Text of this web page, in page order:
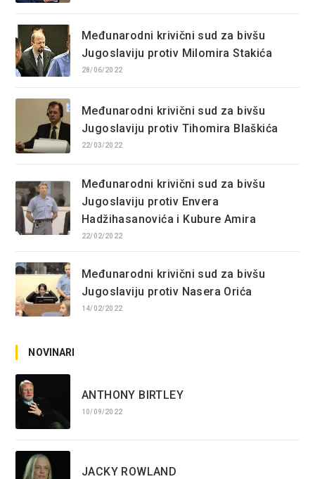
Međunarodni krivični sud za bivšu
Jugoslaviju protiv Milomira Stakića
28/06/2022
Međunarodni krivični sud za bivšu
Jugoslaviju protiv Tihomira Blaškića
22/03/2022
Međunarodni krivični sud za bivšu
Jugoslaviju protiv Envera
Hadžihasanovića i Kubure Amira
22/02/2022
Međunarodni krivični sud za bivšu
Jugoslaviju protiv Nasera Orića
14/02/2022
NOVINARI
ANTHONY BIRTLEY
10/09/2022
JACKY ROWLAND